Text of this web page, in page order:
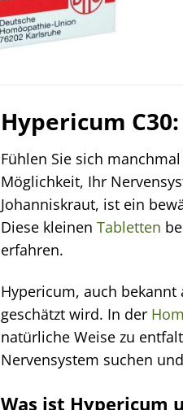
Hypericum
Fühlen Sie sich
Möglichkeit, Ihr
Johanniskraut, ist ein
Diese kleinen Tabletten
erfahren.
Hypericum, auch
geschätzt wird. In der
natürliche Weise zu
Nervensystem suchen
Was ist Hypericum